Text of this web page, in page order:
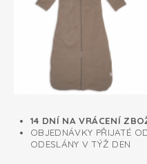
14 DNÍ NA VRÁCENÍ
OBJEDNÁVKY PŘIJATÉ
ODESLÁNY V TÝŽ DEN